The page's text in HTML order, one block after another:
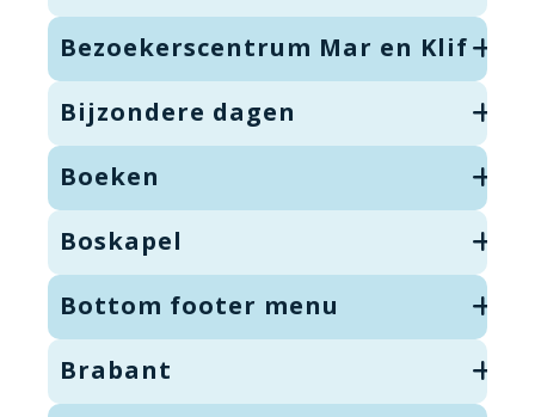
Bezoekerscentrum Mar en Klif
Bijzondere dagen
Boeken
Boskapel
Bottom footer menu
Brabant